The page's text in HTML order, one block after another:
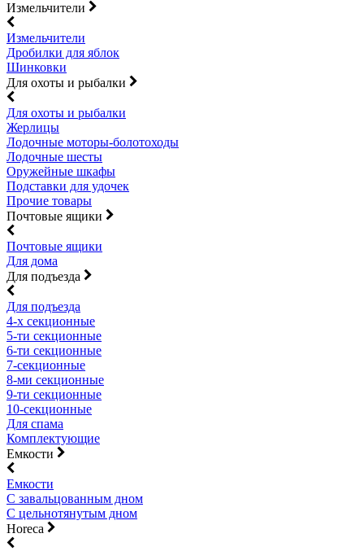
Измельчители
Измельчители
Дробилки для яблок
Шинковки
Для охоты и рыбалки
Для охоты и рыбалки
Жерлицы
Лодочные моторы-болотоходы
Лодочные шесты
Оружейные шкафы
Подставки для удочек
Прочие товары
Почтовые ящики
Почтовые ящики
Для дома
Для подъезда
Для подъезда
4-х секционные
5-ти секционные
6-ти секционные
7-секционные
8-ми секционные
9-ти секционные
10-секционные
Для спама
Комплектующие
Емкости
Емкости
С завальцованным дном
С цельнотянутым дном
Horeca